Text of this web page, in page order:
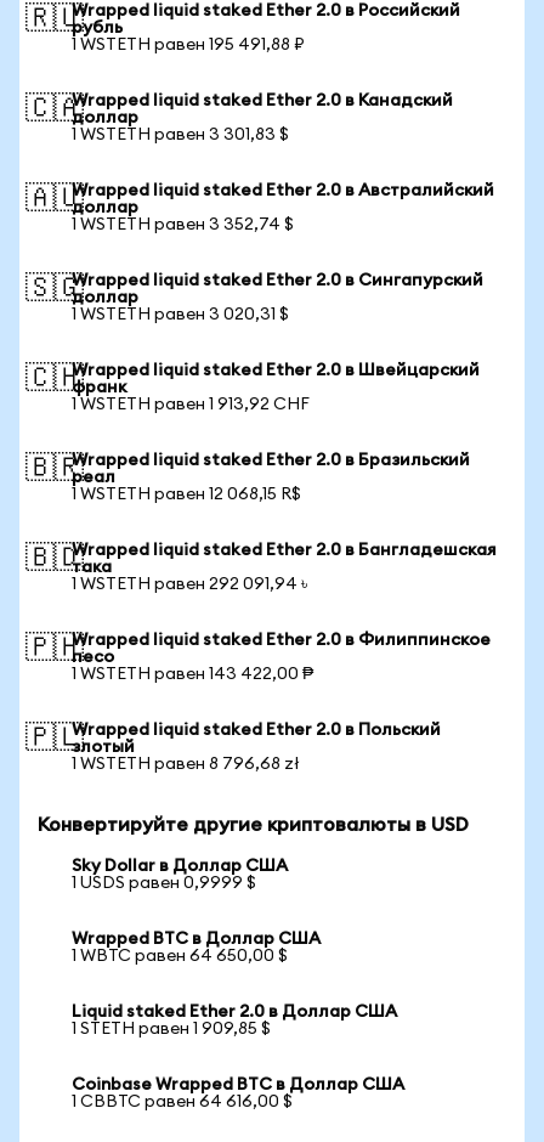
🇷🇺Wrapped liquid staked Ether 2.0 в Российский
рубль
1 WSTETH равен 195 491,88 ₽
🇨🇦Wrapped liquid staked Ether 2.0 в Канадский
доллар
1 WSTETH равен 3 301,83 $
🇦🇺Wrapped liquid staked Ether 2.0 в Австралийский
доллар
1 WSTETH равен 3 352,74 $
🇸🇬Wrapped liquid staked Ether 2.0 в Сингапурский
доллар
1 WSTETH равен 3 020,31 $
🇨🇭Wrapped liquid staked Ether 2.0 в Швейцарский
франк
1 WSTETH равен 1 913,92 CHF
🇧🇷Wrapped liquid staked Ether 2.0 в Бразильский
реал
1 WSTETH равен 12 068,15 R$
🇧🇩Wrapped liquid staked Ether 2.0 в Бангладешская
така
1 WSTETH равен 292 091,94 ৳
🇵🇭Wrapped liquid staked Ether 2.0 в Филиппинское
песо
1 WSTETH равен 143 422,00 ₱
🇵🇱Wrapped liquid staked Ether 2.0 в Польский
злотый
1 WSTETH равен 8 796,68 zł
Конвертируйте другие криптовалюты в USD
Sky Dollar в Доллар США
1 USDS равен 0,9999 $
Wrapped BTC в Доллар США
1 WBTC равен 64 650,00 $
Liquid staked Ether 2.0 в Доллар США
1 STETH равен 1 909,85 $
Coinbase Wrapped BTC в Доллар США
1 CBBTC равен 64 616,00 $